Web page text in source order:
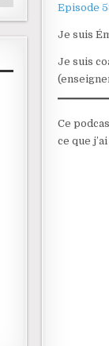
Episode
Je suis
Je suis
Ce
ce que